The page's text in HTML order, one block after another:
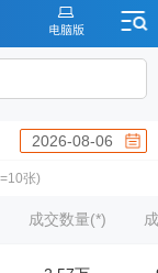
2026-08-06
张)
成交数量(*)